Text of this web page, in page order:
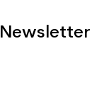
Newsletter